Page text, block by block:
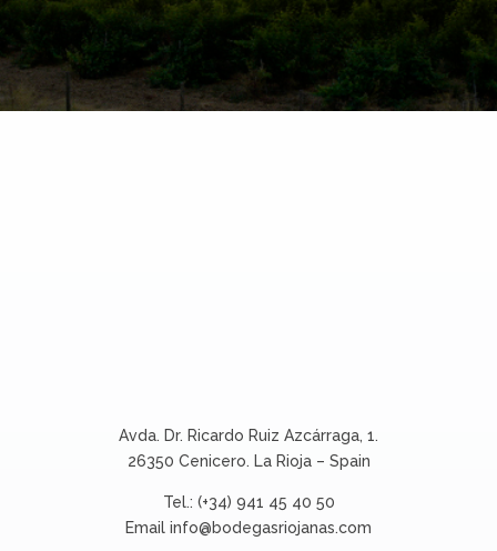
Avda. Dr. Ricardo Ruiz Azcárraga, 1.
26350 Cenicero. La Rioja – Spain
Tel.: (+34) 941 45 40 50
Email info@bodegasriojanas.com